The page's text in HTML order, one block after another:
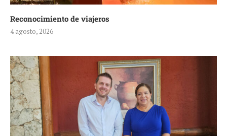
Reconocimiento de viajeros
4 agosto, 2026